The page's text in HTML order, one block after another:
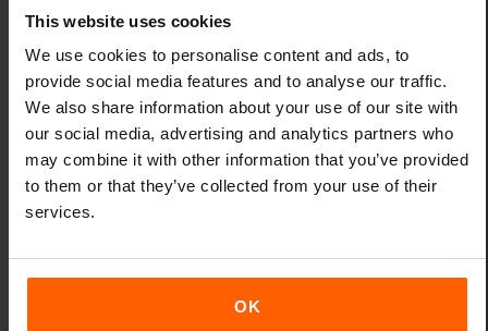
This website uses cookies
We use cookies to personalise content and ads, to
provide social media features and to analyse our traffic.
We also share information about your use of our site with
our social media, advertising and analytics partners who
may combine it with other information that you’ve provided
to them or that they’ve collected from your use of their
services.
OK
Xiaomi 14
Xiaomi 14 Pro
Xiaomi 14T
Xiaomi 14T Pro
Xiaomi 15
Xiaomi Redmi Note 11 Pro 5G